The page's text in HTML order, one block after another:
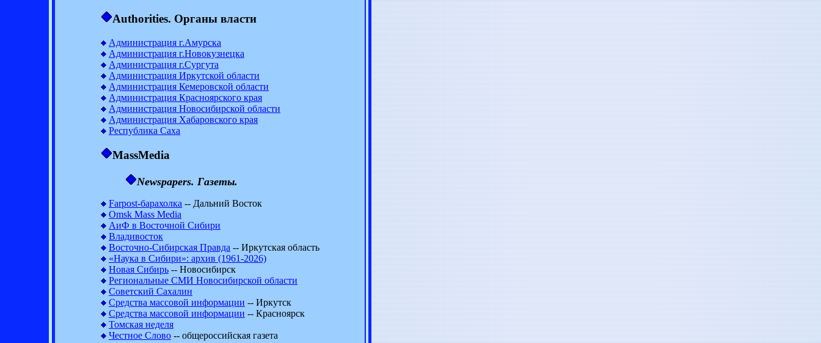
Authorities. Органы власти
Администрация г.Амурска
Администрация г.Новокузнецка
Администрация г.Сургута
Администрация Иркутской области
Администрация Кемеровской области
Администрация Красноярского края
Администрация Новосибирской области
Администрация Хабаровского края
Республика Саха
MassMedia
Newspapers. Газеты.
Farpost-барахолка -- Дальний Восток
Omsk Mass Media
АиФ в Восточной Сибири
Владивосток
Восточно-Сибирская Правда -- Иркутская область
«Наука в Сибири»: архив (1961-2026)
Новая Сибирь -- Новосибирск
Региональные СМИ Новосибирской области
Советский Сахалин
Средства массовой информации -- Иркутск
Средства массовой информации -- Красноярск
Томская неделя
Честное Слово -- общероссийская газета